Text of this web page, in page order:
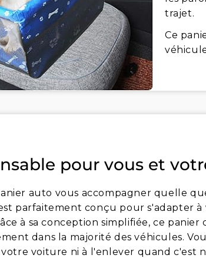
trajet.
Ce
pour vous et
auto vous accompagner quelle
parfaitement conçu pour s'adapter à
à sa conception simplifiée, ce
dans la majorité des véhicules.
votre voiture ni à l'enlever quand c'est